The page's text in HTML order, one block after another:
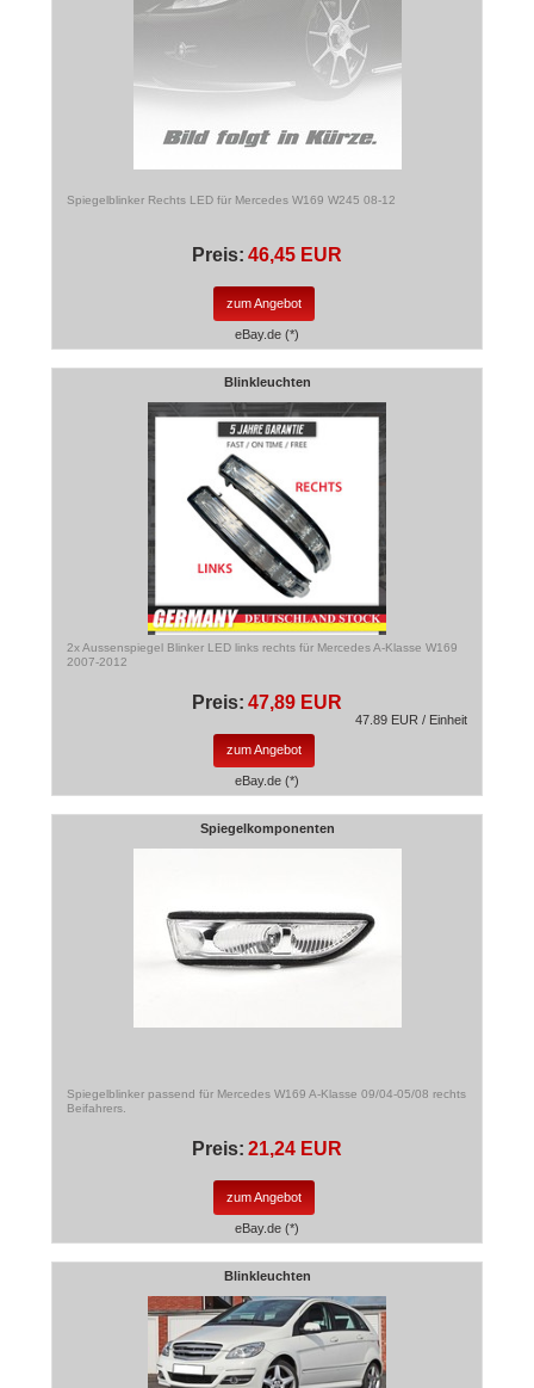
Spiegelblinker Rechts LED für Mercedes W169 W245 08-12
Preis: 46,45 EUR
zum Angebot
eBay.de (*)
Blinkleuchten
2x Aussenspiegel Blinker LED links rechts für Mercedes A-Klasse W169
2007-2012
Preis: 47,89 EUR
47.89 EUR / Einheit
zum Angebot
eBay.de (*)
Spiegelkomponenten
Spiegelblinker passend für Mercedes W169 A-Klasse 09/04-05/08 rechts
Beifahrers.
Preis: 21,24 EUR
zum Angebot
eBay.de (*)
Blinkleuchten